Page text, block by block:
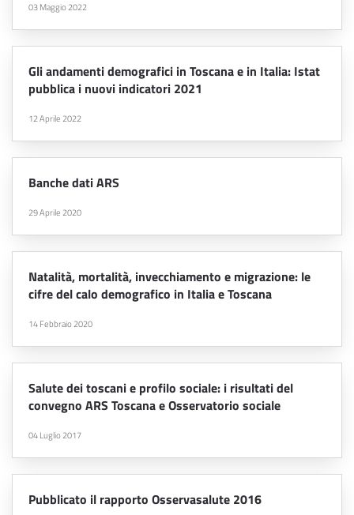
03 Maggio 2022
Gli andamenti demografici in Toscana e in Italia: Istat
pubblica i nuovi indicatori 2021
12 Aprile 2022
Banche dati ARS
29 Aprile 2020
Natalità, mortalità, invecchiamento e migrazione: le
cifre del calo demografico in Italia e Toscana
14 Febbraio 2020
Salute dei toscani e profilo sociale: i risultati del
convegno ARS Toscana e Osservatorio sociale
04 Luglio 2017
Pubblicato il rapporto Osservasalute 2016